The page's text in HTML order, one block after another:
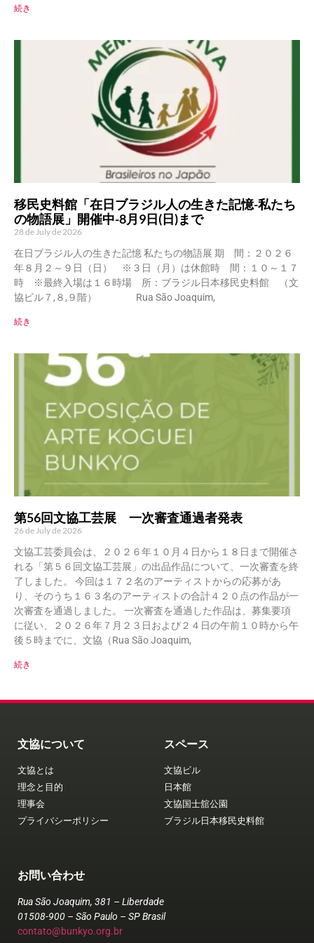
続き
移民史料館「在日ブラジル人の生きた記憶-私たち
の物語展」開催中-8月9日(日)まで
28 de July de 2026
在日ブラジル人の生きた記憶 私たちの物語展 期 間：２０２６
年８月２～９日（日） ※３日（月）は休館時 間：１０～１７
時 ※最終入場は１６時場 所：ブラジル日本移民史料館 （文
協ビル７,８,９階） Rua São Joaquim,
続き
第56回文協工芸展 一次審査通過者発表
26 de July de 2026
文協工芸委員会は、２０２６年１０月４日から１８日まで開催さ
れる「第５６回文協工芸展」の出品作品について、一次審査を終
了しました。 今回は１７２名のアーティストからの応募があ
り、そのうち１６３名のアーティストの合計４２０点の作品が一
次審査を通過しました。 一次審査を通過した作品は、募集要項
に従い、２０２６年７月２３日および２４日の午前１０時から午
後５時までに、文協（Rua São Joaquim,
続き
文協について
文協とは
理念と目的
理事会
プライバシーポリシー
スペース
文協ビル
日本館
文協国士舘公園
ブラジル日本移民史料館
お問い合わせ
Rua São Joaquim, 381 – Liberdade
01508-900 – São Paulo – SP Brasil
contato@bunkyo.org.br